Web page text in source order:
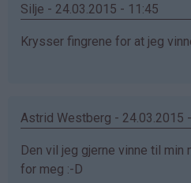
Silje - 24.03.2015 - 11:45
Krysser fingrene for at jeg
Astrid Westberg - 24.03.2015
Den vil jeg gjerne vinne til
for meg :-D